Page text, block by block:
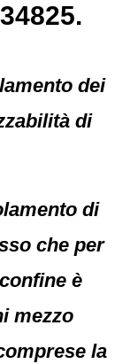
dei
di
di
che per
è
mezzo
la